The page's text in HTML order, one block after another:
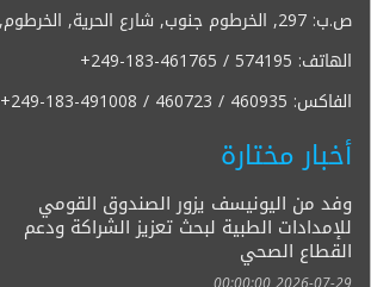
ص.ب: 297, الخرطوم جنوب, شارع الحرية, الخرطوم, السودان
الهاتف: +249-183-461765 / 574195
الفاكس: +249-183-491008 / 460723 / 460935
أخبار مختارة
وفد من اليونيسف يزور الصندوق القومي
للإمدادات الطبية لبحث تعزيز الشراكة ودعم
القطاع الصحي